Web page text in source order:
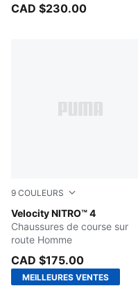
CAD $230.00
9 COULEURS
Velocity NITRO™ 4
PUMA Black-PUMA Silver
Chaussures de course sur
route Homme
CAD $175.00
MEILLEURES VENTES